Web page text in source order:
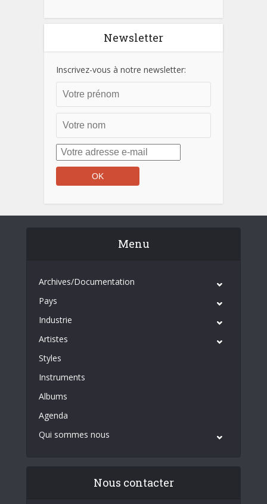
Newsletter
Inscrivez-vous à notre newsletter:
Menu
Archives/Documentation
Pays
Industrie
Artistes
Styles
Instruments
Albums
Agenda
Qui sommes nous
Nous contacter